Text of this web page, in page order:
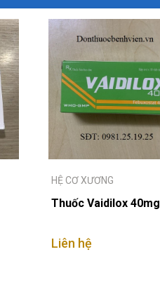
HỆ CƠ XƯƠNG
Thuốc Vaidilox 40mg
Liên hệ